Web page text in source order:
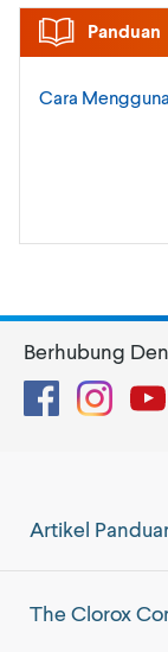
Panduan
Cara
Artikel
The Clorox
Berhubung
Facebook